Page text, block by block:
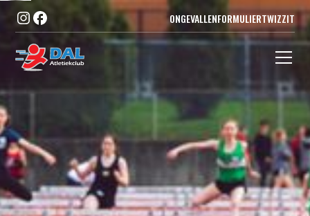
ONGEVALLENFORMULIERTWIZZIT